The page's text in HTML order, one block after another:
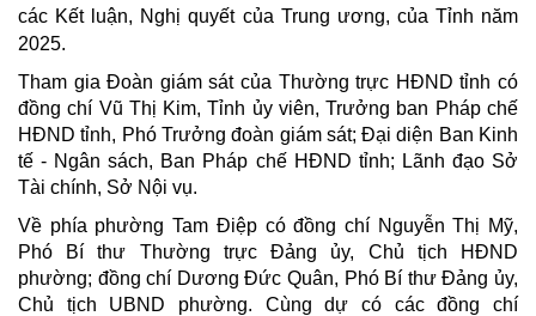
các Kết luận, Nghị quyết của Trung ương, của Tỉnh năm
2025.
Tham gia Đoàn giám sát của Thường trực HĐND tỉnh có
đồng chí Vũ Thị Kim, Tỉnh ủy viên, Trưởng ban Pháp chế
HĐND tỉnh, Phó Trưởng đoàn giám sát; Đại diện Ban Kinh
tế - Ngân sách, Ban Pháp chế HĐND tỉnh; Lãnh đạo Sở
Tài chính, Sở Nội vụ.
Về phía phường Tam Điệp có đồng chí Nguyễn Thị Mỹ,
Phó Bí thư Thường trực Đảng ủy, Chủ tịch HĐND
phường; đồng chí Dương Đức Quân, Phó Bí thư Đảng ủy,
Chủ tịch UBND phường. Cùng dự có các đồng chí